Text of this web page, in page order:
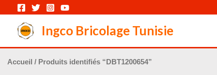
contenu
Ingco Bricolage Tunisie
Accueil / Produits identifiés “DBT1200654”